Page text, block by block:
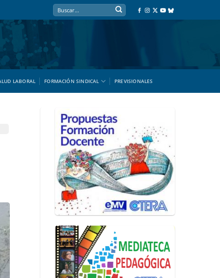
LABORAL FORMACIÓN SINDICAL PREVISIONALES